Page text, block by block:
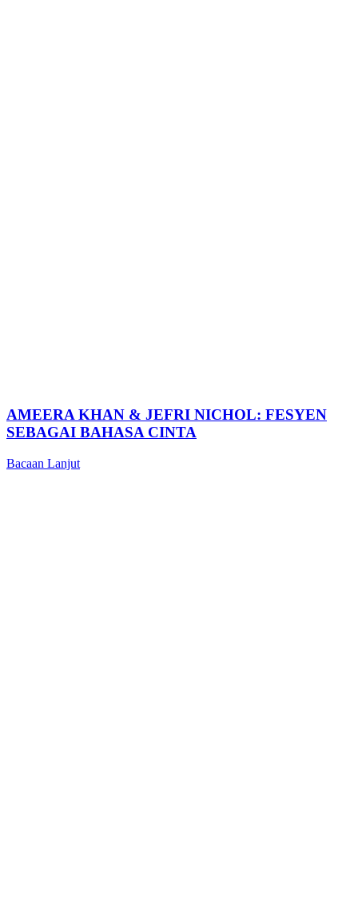
AMEERA KHAN & JEFRI NICHOL: FESYEN
SEBAGAI BAHASA CINTA
Bacaan Lanjut